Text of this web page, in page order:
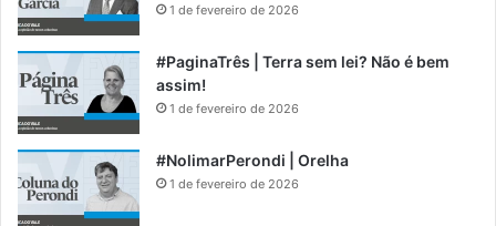
1 de fevereiro de 2026
#PaginaTrês | Terra sem lei? Não é bem
assim!
1 de fevereiro de 2026
#NolimarPerondi | Orelha
1 de fevereiro de 2026